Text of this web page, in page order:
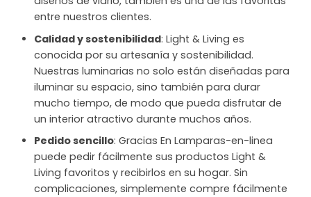
entre nuestros clientes.
Calidad y sostenibilidad: Light & Living es
conocida por su artesanía y sostenibilidad.
Nuestras luminarias no solo están diseñadas para
iluminar su espacio, sino también para durar
mucho tiempo, de modo que pueda disfrutar de
un interior atractivo durante muchos años.
Pedido sencillo: Gracias En Lamparas-en-linea
puede pedir fácilmente sus productos Light &
Living favoritos y recibirlos en su hogar. Sin
complicaciones, simplemente compre fácilmente